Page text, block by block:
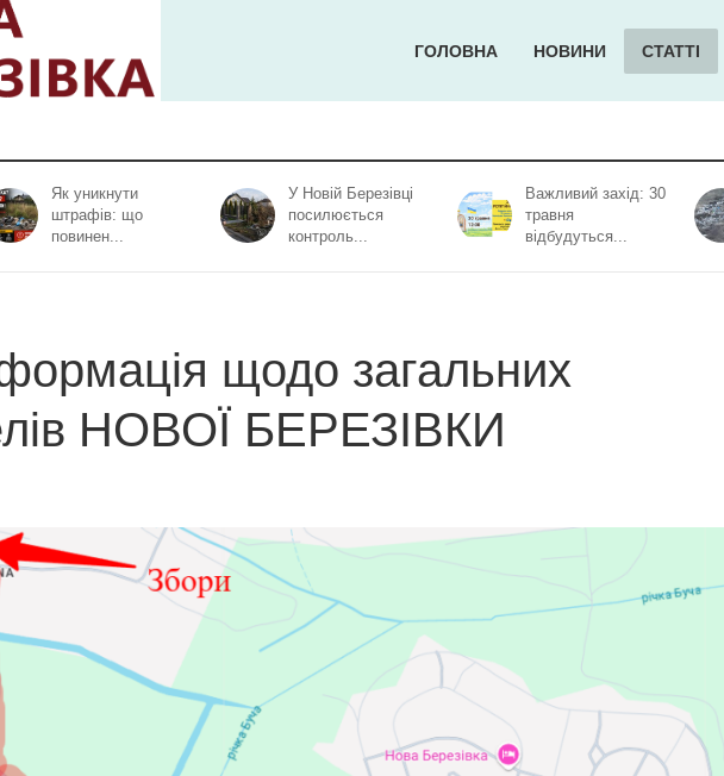
ГОЛОВНА НОВИНИ СТАТТІ
Як уникнути
штрафів: що
повинен...
У Новій Березівці
посилюється
контроль...
Важливий захід: 30
травня
відбудуться...
щодо загальних
НОВОЇ БЕРЕЗІВКИ